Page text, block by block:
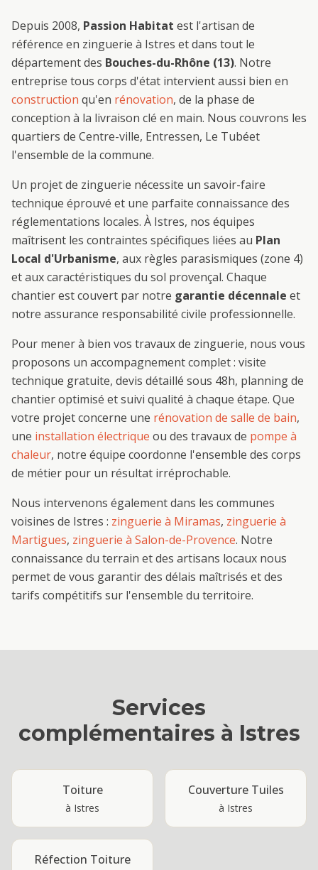
Depuis 2008, Passion Habitat est l'artisan de
référence en zinguerie à Istres et dans tout le
département des Bouches-du-Rhône (13). Notre
entreprise tous corps d'état intervient aussi bien en
construction qu'en rénovation, de la phase de
conception à la livraison clé en main. Nous couvrons les
quartiers de Centre-ville, Entressen, Le Tubéet
l'ensemble de la commune.
Un projet de zinguerie nécessite un savoir-faire
technique éprouvé et une parfaite connaissance des
réglementations locales. À Istres, nos équipes
maîtrisent les contraintes spécifiques liées au Plan
Local d'Urbanisme, aux règles parasismiques (zone 4)
et aux caractéristiques du sol provençal. Chaque
chantier est couvert par notre garantie décennale et
notre assurance responsabilité civile professionnelle.
Pour mener à bien vos travaux de zinguerie, nous vous
proposons un accompagnement complet : visite
technique gratuite, devis détaillé sous 48h, planning de
chantier optimisé et suivi qualité à chaque étape. Que
votre projet concerne une rénovation de salle de bain,
une installation électrique ou des travaux de pompe à
chaleur, notre équipe coordonne l'ensemble des corps
de métier pour un résultat irréprochable.
Nous intervenons également dans les communes
voisines de Istres : zinguerie à Miramas, zinguerie à
Martigues, zinguerie à Salon-de-Provence. Notre
connaissance du terrain et des artisans locaux nous
permet de vous garantir des délais maîtrisés et des
tarifs compétitifs sur l'ensemble du territoire.
Services
complémentaires à Istres
Toiture
à Istres
Couverture Tuiles
à Istres
Réfection Toiture